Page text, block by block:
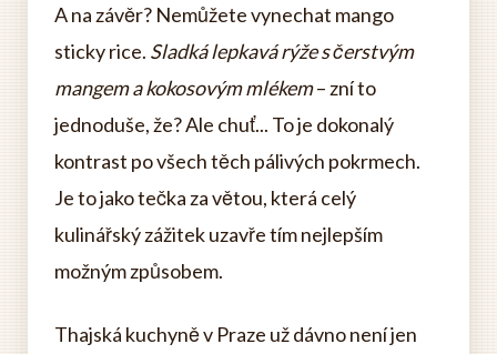
A na závěr? Nemůžete vynechat mango
sticky rice. Sladká lepkavá rýže s čerstvým
mangem a kokosovým mlékem– zní to
jednoduše, že? Ale chuť... To je dokonalý
kontrast po všech těch pálivých pokrmech.
Je to jako tečka za větou, která celý
kulinářský zážitek uzavře tím nejlepším
možným způsobem.
Thajská kuchyně v Praze už dávno není jen